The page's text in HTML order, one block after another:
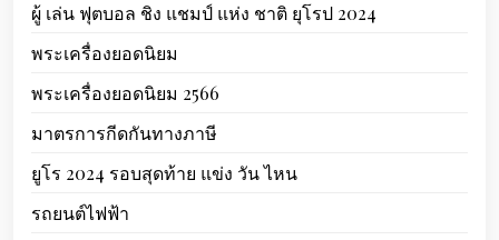
ผู้ เล่น ฟุตบอล ชิง แชมป์ แห่ง ชาติ ยุโรป 2024
พระเครื่องยอดนิยม
พระเครื่องยอดนิยม 2566
มาตรการกีดกันทางภาษี
ยูโร 2024 รอบสุดท้าย แข่ง วัน ไหน
รถยนต์ไฟฟ้า